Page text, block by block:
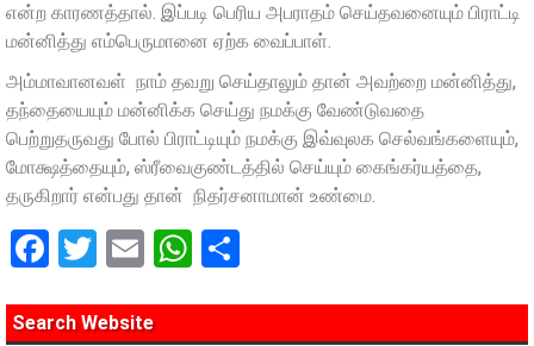
என்ற காரணத்தால். இப்படி பெரிய அபராதம் செய்தவனையும் பிராட்டி
மன்னித்து எம்பெருமானை ஏற்க வைப்பாள்.
அம்மாவானவள் நாம் தவறு செய்தாலும் தான் அவற்றை மன்னித்து,
தந்தையையும் மன்னிக்க செய்து நமக்கு வேண்டுவதை
பெற்றுதருவது போல் பிராட்டியும் நமக்கு இவ்வுலக செல்வங்களையும்,
மோக்ஷத்தையும், ஸ்ரீவைகுண்டத்தில் செய்யும் கைங்கர்யத்தை,
தருகிறார் என்பது தான் நிதர்சனாமான் உண்மை.
Facebook
Twitter
EmailWhatsApp
Search Website